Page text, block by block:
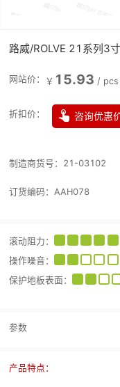
路威/ROLVE 21系列3
网站价： ￥ 15.93 / pcs
折扣价：  咨询优惠
制造商货号： 21-03102
订货编码： AAH078
滚动阻力 ：
操作噪音 ：
保护地板表面 ：
参数
产品特点：